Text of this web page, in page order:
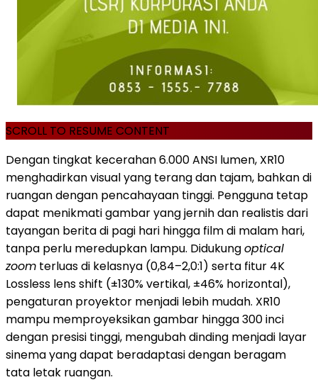
SCROLL TO RESUME CONTENT
Dengan tingkat kecerahan 6.000 ANSI lumen, XR10
menghadirkan visual yang terang dan tajam, bahkan di
ruangan dengan pencahayaan tinggi. Pengguna tetap
dapat menikmati gambar yang jernih dan realistis dari
tayangan berita di pagi hari hingga film di malam hari,
tanpa perlu meredupkan lampu. Didukungoptical
zoom terluas di kelasnya (0,84–2,0:1) serta fitur 4K
Lossless lens shift (±130% vertikal, ±46% horizontal),
pengaturan proyektor menjadi lebih mudah. XR10
mampu memproyeksikan gambar hingga 300 inci
dengan presisi tinggi, mengubah dinding menjadi layar
sinema yang dapat beradaptasi dengan beragam
tata letak ruangan.